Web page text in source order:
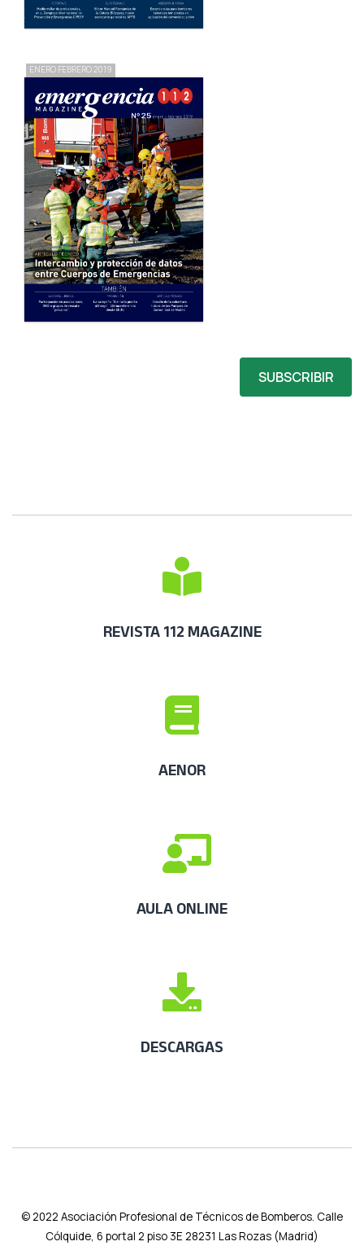
ENERO FEBRERO 2019
SUBSCRIBIR
REVISTA 112 MAGAZINE
AENOR
AULA ONLINE
DESCARGAS
© 2022 Asociación Profesional de Técnicos de Bomberos. Calle
Cólquide, 6 portal 2 piso 3E 28231 Las Rozas (Madrid)